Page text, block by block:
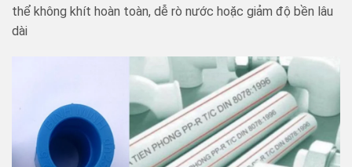
thể không khít hoàn toàn, dễ rò nước hoặc giảm độ bền lâu
dài